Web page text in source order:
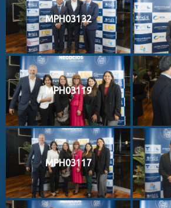
MPH03132
MPH03119
MPH03117